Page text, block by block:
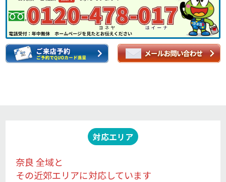
対応エリア
奈良 全域と
その近郊エリアに対応しています